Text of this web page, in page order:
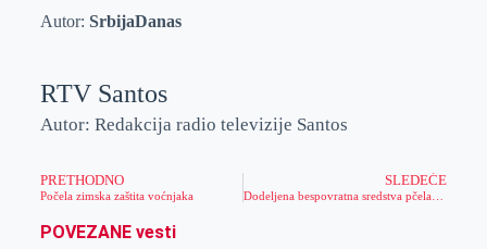
Autor: SrbijaDanas
RTV Santos
Autor: Redakcija radio televizije Santos
PRETHODNO
Počela zimska zaštita voćnjaka
SLEDEĆE
POVEZANE vesti